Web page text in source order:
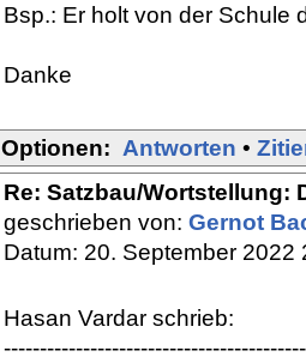
Bsp.: Er holt von der Schule
Danke
Optionen: Antworten •
Re: Satzbau/Wortstellung:
geschrieben von: Gernot
Datum: 20. September 2022
Hasan Vardar schrieb: